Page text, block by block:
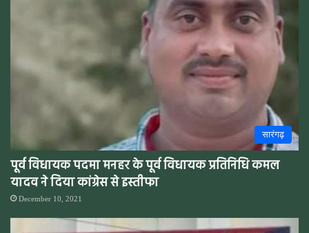
सारंगढ़
पूर्व विधायक पदमा मनहर के पूर्व विधायक प्रतिनिधि कमल
यादव ने दिया कांग्रेस से इस्तीफा
December 10, 2021